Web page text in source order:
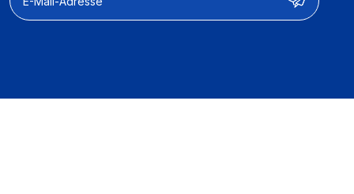
【Herstellerfahrung】】:
Ausgewiesener Lieferant
Wasserfilterpatronenhersteller